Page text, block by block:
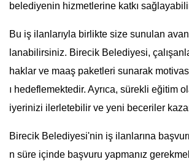
belediyenin hizmetlerine katkı
Bu iş ilanlarıyla birlikte size sunulan
lanabilirsiniz. Birecik Belediyesi,
haklar ve maaş paketleri sunarak
ı hedeflemektedir. Ayrıca, sürekli eğitim
iyerinizi ilerletebilir ve yeni beceriler
Birecik Belediyesi'nin iş ilanlarına
n süre içinde başvuru yapmanız